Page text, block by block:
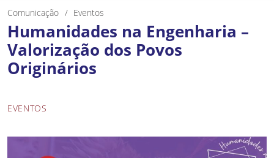
Comunicação Eventos
Humanidades na Engenharia –
Valorização dos Povos
Originários
EVENTOS